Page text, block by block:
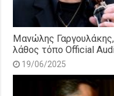
Μανώλης
λάθος τόπο Official
19/06/2025